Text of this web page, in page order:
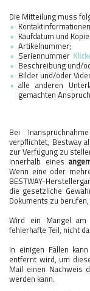
Die Mitteilung muss
Kaufdatum und
Artikelnummer;
Seriennummer
Beschreibung und/
Bilder und/oder
alle anderen
gemachten
Bei
verpflichtet, Bestway
zur Verfügung zu
innerhalb eines
Wenn eine oder
BESTWAY-
die gesetzliche
Dokuments zu
Wird ein Mangel
fehlerhafte Teil, nicht
In einigen Fällen
entfernt wird, um
Mail einen Nachweis
werden kann.